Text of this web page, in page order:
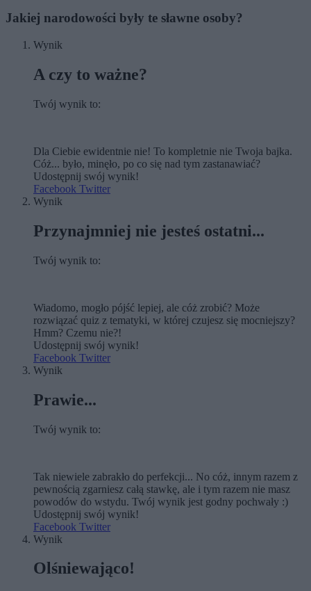
Jakiej narodowości były te sławne osoby?
Wynik
A czy to ważne?
Twój wynik to:
Dla Ciebie ewidentnie nie! To kompletnie nie Twoja bajka.
Cóż... było, minęło, po co się nad tym zastanawiać?
Udostępnij swój wynik!
Facebook Twitter
Wynik
Przynajmniej nie jesteś ostatni...
Twój wynik to:
Wiadomo, mogło pójść lepiej, ale cóż zrobić? Może
rozwiązać quiz z tematyki, w której czujesz się mocniejszy?
Hmm? Czemu nie?!
Udostępnij swój wynik!
Facebook Twitter
Wynik
Prawie...
Twój wynik to:
Tak niewiele zabrakło do perfekcji... No cóż, innym razem z
pewnością zgarniesz całą stawkę, ale i tym razem nie masz
powodów do wstydu. Twój wynik jest godny pochwały :)
Udostępnij swój wynik!
Facebook Twitter
Wynik
Olśniewająco!